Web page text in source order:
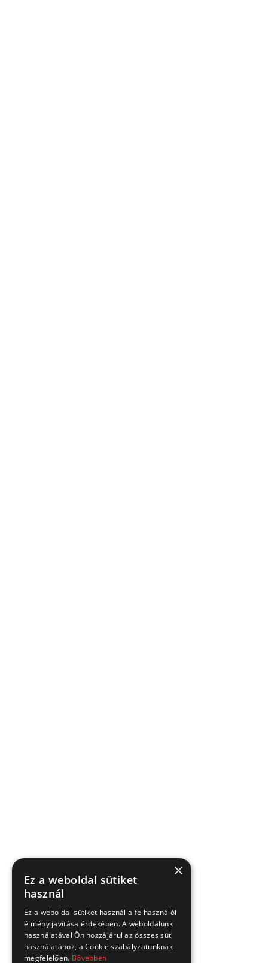
×
Ez a weboldal sütiket
használ
Ez a weboldal sütiket használ a felhasználói
élmény javítása érdekében. A weboldalunk
használatával Ön hozzájárul az összes süti
használatához, a Cookie szabályzatunknak
megfelelően. Bővebben